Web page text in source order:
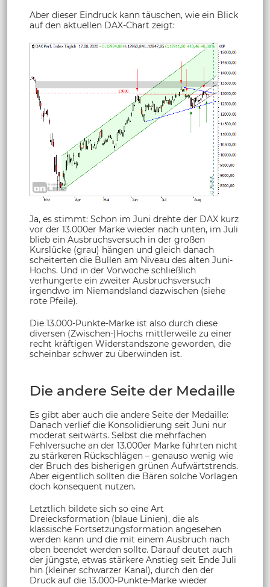
Aber dieser Eindruck kann täuschen, wie ein Blick
auf den aktuellen DAX-Chart zeigt:
Ja, es stimmt: Schon im Juni drehte der DAX kurz
vor der 13.000er Marke wieder nach unten, im Juli
blieb ein Ausbruchsversuch in der großen
Kurslücke (grau) hängen und gleich danach
scheiterten die Bullen am Niveau des alten Juni-
Hochs. Und in der Vorwoche schließlich
verhungerte ein zweiter Ausbruchsversuch
irgendwo im Niemandsland dazwischen (siehe
rote Pfeile).
Die 13.000-Punkte-Marke ist also durch diese
diversen (Zwischen-)Hochs mittlerweile zu einer
recht kräftigen Widerstandszone geworden, die
scheinbar schwer zu überwinden ist.
Die andere Seite der Medaille
Es gibt aber auch die andere Seite der Medaille:
Danach verlief die Konsolidierung seit Juni nur
moderat seitwärts. Selbst die mehrfachen
Fehlversuche an der 13.000er Marke führten nicht
zu stärkeren Rückschlägen – genauso wenig wie
der Bruch des bisherigen grünen Aufwärtstrends.
Aber eigentlich sollten die Bären solche Vorlagen
doch konsequent nutzen.
Letztlich bildete sich so eine Art
Dreiecksformation (blaue Linien), die als
klassische Fortsetzungsformation angesehen
werden kann und die mit einem Ausbruch nach
oben beendet werden sollte. Darauf deutet auch
der jüngste, etwas stärkere Anstieg seit Ende Juli
hin (kleiner schwarzer Kanal), durch den der
Druck auf die 13.000-Punkte-Marke wieder